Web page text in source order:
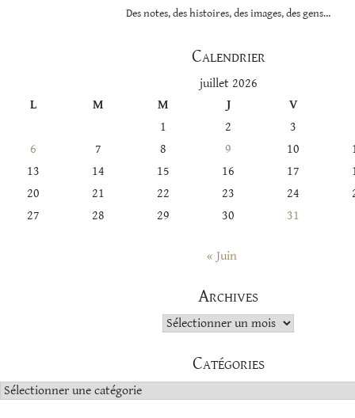
Des notes, des histoires, des images, des gens…
Calendrier
juillet 2026
L
M M J
V
1
2
3
6
7 8 9 10
13
14 15 16 17
20
21 22 23 24
27
28 29 30 31
« Juin
Archives
Archives
Catégories
Catégories